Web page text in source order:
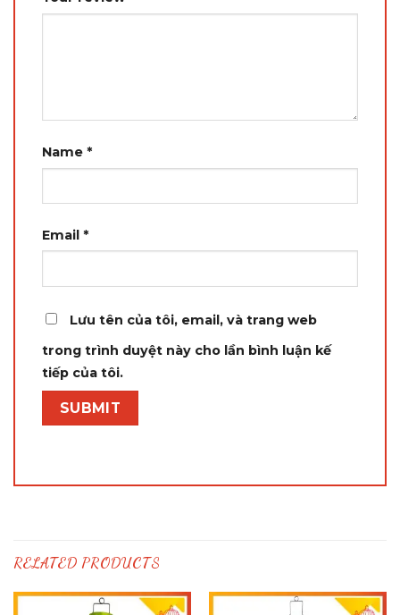
Name *
Email *
Lưu tên của tôi, email, và trang web
trong trình duyệt này cho lần bình luận kế
tiếp của tôi.
RELATED PRODUCTS